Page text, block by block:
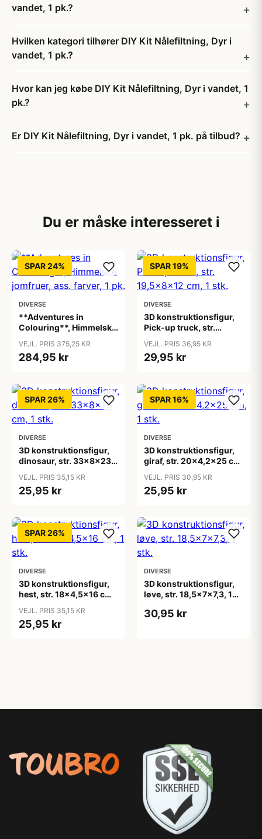
vandet, 1 pk.?
Hvilken kategori tilhører DIY Kit Nålefiltning, Dyr i
vandet, 1 pk.?
Hvor kan jeg købe DIY Kit Nålefiltning, Dyr i vandet, 1
pk.?
Er DIY Kit Nålefiltning, Dyr i vandet, 1 pk. på tilbud?
Du er måske interesseret i
SPAR 24%
DIVERSE
**Adventures in
Colouring**, Himmelske
pk.
VEJL. PRIS 375,25 KR
284,95 kr
SPAR 19%
DIVERSE
3D konstruktionsfigur,
Pick-up truck, str.
VEJL. PRIS 36,95 KR
29,95 kr
SPAR 26%
DIVERSE
3D konstruktionsfigur,
dinosaur, str. 33x8x23
VEJL. PRIS 35,15 KR
25,95 kr
SPAR 16%
DIVERSE
3D konstruktionsfigur,
giraf, str. 20x4,2x25 cm,
VEJL. PRIS 30,95 KR
25,95 kr
SPAR 26%
DIVERSE
3D konstruktionsfigur,
hest, str. 18x4,5x16 cm,
VEJL. PRIS 35,15 KR
25,95 kr
DIVERSE
3D konstruktionsfigur,
løve, str. 18,5x7x7,3, 1
30,95 kr